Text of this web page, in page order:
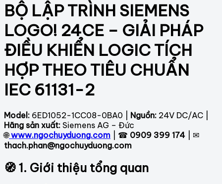
BỘ LẬP TRÌNH SIEMENS
LOGO! 24CE – GIẢI PHÁP
ĐIỀU KHIỂN LOGIC TÍCH
HỢP THEO TIÊU CHUẨN
IEC 61131-2
Model: 6ED1052-1CC08-0BA0 | Nguồn: 24V DC/AC |
Hãng sản xuất: Siemens AG – Đức
🌐 www.ngochuyduong.com | ☎ 0909 399 174 | ✉
thach.phan@ngochuyduong.com
🧭 1. Giới thiệu tổng quan